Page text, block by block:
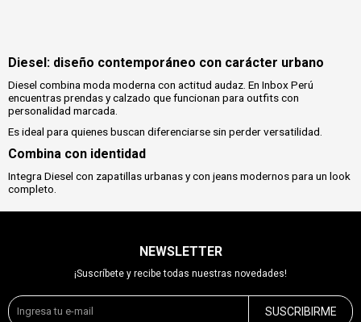
Diesel: diseño contemporáneo con carácter urbano
Diesel combina moda moderna con actitud audaz. En Inbox Perú
encuentras prendas y calzado que funcionan para outfits con
personalidad marcada.
Es ideal para quienes buscan diferenciarse sin perder versatilidad.
Combina con identidad
Integra Diesel con zapatillas urbanas y con jeans modernos para un look
completo.
NEWSLETTER
¡Suscríbete y recibe todas nuestras novedades!
SUSCRIBIRME